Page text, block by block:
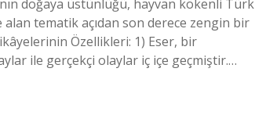
doğaya üstünlüğü, hayvan kökenli Türk
tematik açıdan son derece zengin bir
Özellikleri: 1) Eser, bir
ile gerçekçi olaylar iç içe geçmiştir.…